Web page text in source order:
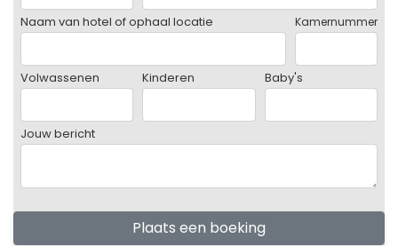
Naam van hotel of ophaal locatie Kamernummer
Volwassenen Kinderen Baby's
Jouw bericht
Plaats een boeking